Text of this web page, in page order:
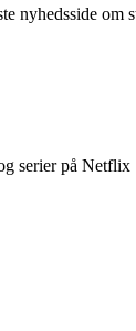
nyhedsside om
serier på Netflix